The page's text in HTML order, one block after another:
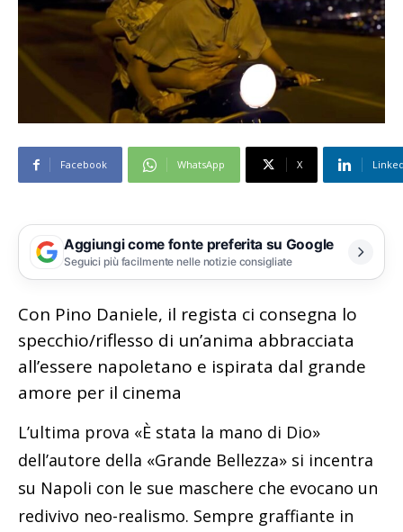
Facebook WhatsApp X
Aggiungi come fonte preferita su Google
Seguici più facilmente nelle notizie consigliate
Con Pino Daniele, il regista ci consegna lo
specchio/riflesso di un’anima abbracciata
all’essere napoletano e ispirata dal grande
amore per il cinema
L’ultima prova «È stata la mano di Dio»
dell’autore della «Grande Bellezza» si incentra
su Napoli con le sue maschere che evocano un
redivivo neo-realismo. Sempre graffiante in